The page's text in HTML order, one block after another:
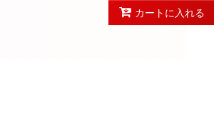
カートに入れる